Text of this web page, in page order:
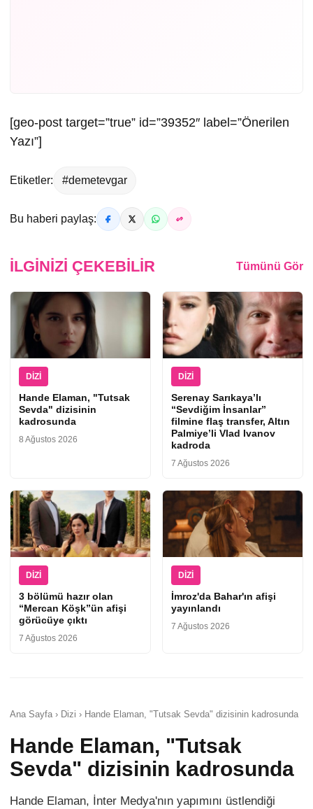
[geo-post target=”true” id=”39352″ label=”Önerilen
Yazı”]
Etiketler: #demetevgar
Bu haberi paylaş:
İLGINIZI ÇEKEBILIR Tümünü Gör
DIZI
Hande Elaman, "Tutsak
Sevda" dizisinin
kadrosunda
8 Ağustos 2026
DIZI
Serenay Sarıkaya’lı
“Sevdiğim İnsanlar”
filmine flaş transfer, Altın
Palmiye’li Vlad Ivanov
kadroda
7 Ağustos 2026
DIZI
3 bölümü hazır olan
“Mercan Köşk”ün afişi
görücüye çıktı
7 Ağustos 2026
DIZI
İmroz'da Bahar'ın afişi
yayınlandı
7 Ağustos 2026
Ana Sayfa › Dizi › Hande Elaman, "Tutsak Sevda" dizisinin kadrosunda
Hande Elaman, "Tutsak
Sevda" dizisinin kadrosunda
Hande Elaman, İnter Medya'nın yapımını üstlendiği